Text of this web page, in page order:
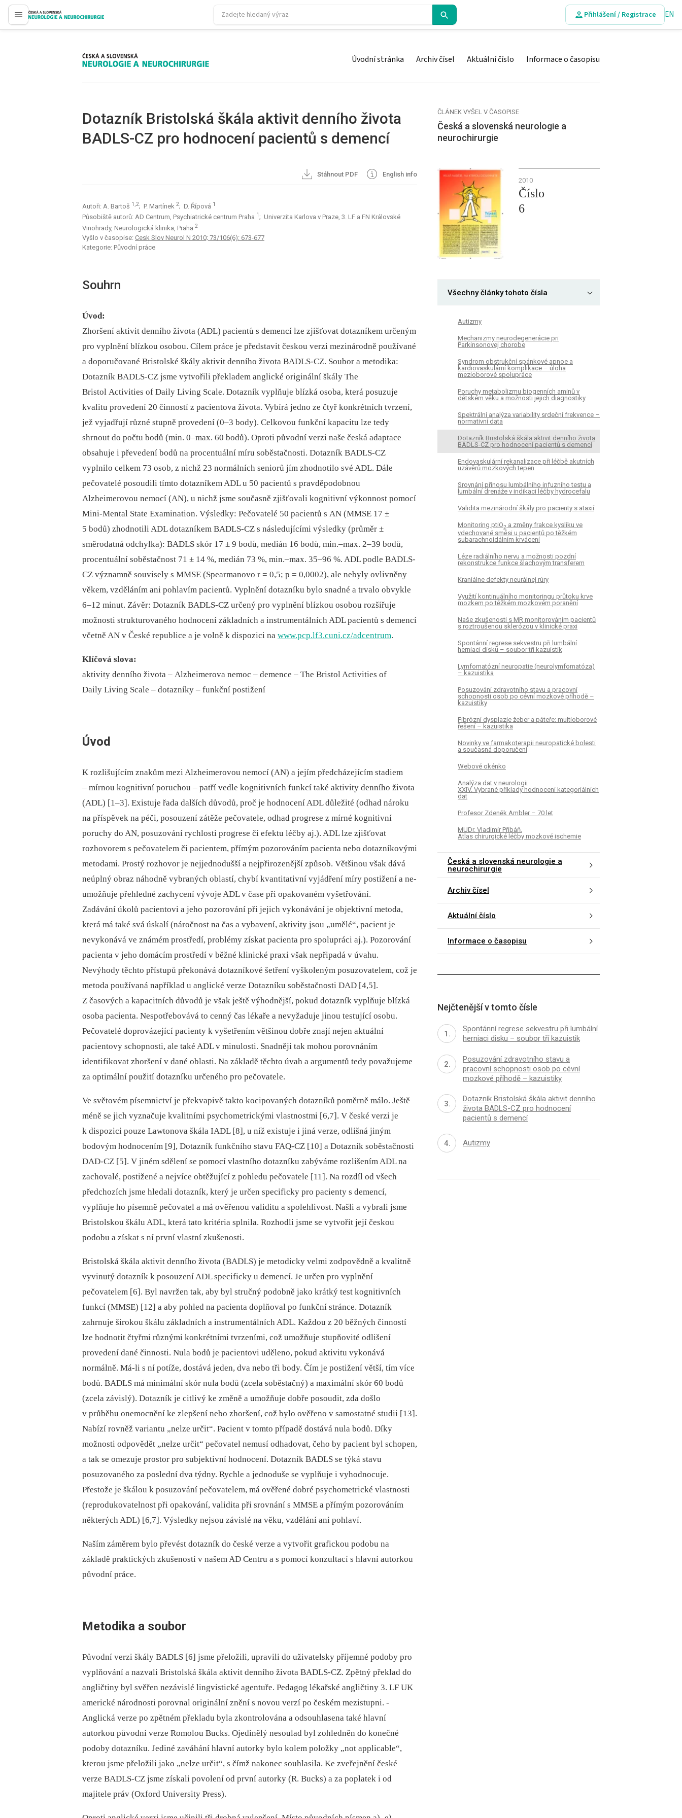
proLékaře.cz
Přihlášení / Registrace EN
proLékaře.cz Úvodní stránka Archiv čísel Aktuální číslo Informace o časopisu
Dotazník Bristolská škála aktivit denního živo­ta
BADLS-CZ pro hodnocení pacientů s demencí
Stáhnout PDF English info
Autoři: A. Bartoš 1,2; P. Martínek 2; D. Řípová 1
Působiště autorů: AD Centrum, Psychiatrické centrum Praha 1 ; Univerzita Karlova v Praze, 3. LF a FN Královské
Vinohrady, ­Neurologická klinika, Praha 2
Vyšlo v časopise: Cesk Slov Neurol N 2010; 73/106(6): 673-677
Kategorie: Původní práce
Souhrn
Úvod:
Zhoršení aktivit denního života (ADL) pacientů s demencí lze zjišťovat dotazníkem určeným
pro vyplnění blízkou osobou. Cílem práce je představit českou verzi mezinárodně používané
a doporučované Bristolské škály aktivit denního života BADLS-CZ. Soubor a ­metodika:
Dotazník BADLS-CZ jsme vytvořili překladem anglické originální škály The
Bristol Activities of Daily Living Scale. Dotazník vyplňuje blízká osoba, která posuzuje
kvalitu provedení 20 činností z pacientova života. Vybírá jedno ze čtyř konkrétních tvrzení,
jež vyjadřují různé stupně provedení (0–3 body). Celkovou funkční kapacitu lze tedy
shrnout do počtu bodů (min. 0–max. 60 bodů). Oproti původní verzi naše česká adaptace
obsahuje i převedení bodů na procentuální míru soběstačnosti. Dotazník BADLS-CZ
vyplnilo celkem 73 osob, z nichž 23 normálních seniorů jím zhodnotilo své ADL. Dále
pečovatelé posoudili tímto dotazníkem ADL u 50 pacientů s pravděpodobnou
Alzheimerovou nemocí (AN), u nichž jsme současně zjišťovali kognitivní výkonnost pomocí
Mini-Mental State Examination. Výsledky: Pečovatelé 50 pacientů s AN (MMSE 17 ±
5 bodů) zhodnotili ADL dotazníkem BADLS-CZ s následujícími výsledky (průměr ±
směrodatná odchylka): BADLS skór 17 ± 9 bodů, medián 16 bodů, ­min.–max. 2–39 bodů,
procentuální soběstačnost 71 ± 14 %, medián 73 %, min.–max. 35–96 %. ADL podle BADLS-
CZ významně souvisely s MMSE (Spearmanovo r = 0,5; p = 0,0002), ale nebyly ovlivněny
věkem, vzděláním ani pohlavím pacientů. Vyplnění dotazníku bylo snadné a trvalo obvykle
6–12 minut. Závěr: Dotazník BADLS-CZ určený pro vyplnění blízkou osobou rozšiřuje
možnosti strukturovaného hodnocení základních a instrumentálních ADL pacientů s demencí
včetně AN v České republice a je volně k dispozici na www.pcp.lf3.cuni.cz/adcentrum.
Klíčová slova:
aktivity denního života –⁠ Alzheimerova nemoc –⁠ demence –⁠ The Bristol Activities of
Daily Living Scale –⁠ dotazníky –⁠ funkční postižení
Úvod
K rozlišujícím znakům mezi Alzheimerovou nemocí (AN) a jejím předcházejícím stadiem
–⁠ mírnou kognitivní poruchou –⁠ patří vedle kognitivních funkcí také akti­vity denního života
(ADL) [1–3]. Existuje řada dalších důvodů, proč je hodnocení ADL důležité (odhad nároku
na příspěvek na péči, posouzení zátěže pečovatele, odhad progrese z mírné kognitivní
poruchy do AN, posuzování rychlosti progrese či efektu léčby aj.). ADL lze zjišťovat
rozhovorem s pečovatelem či pacientem, přímým pozorováním pacienta nebo dotazníkovými
metodami. Prostý rozhovor je nejjednodušší a nejpřirozenější způsob. Většinou však dává
neúplný obraz náhodně vybraných oblastí, chybí kvantitativní vyjádření míry postižení a ne­
umožňuje přehledné zachycení vývoje ADL v čase při opakovaném vyšetřování.
Zadávání úkolů pacientovi a jeho pozorování při jejich vykonávání je objektivní metoda,
která má také svá úskalí (náročnost na čas a vybavení, aktivity jsou „umělé“, ­pacient je
nevykonává ve známém prostředí, problémy získat pacienta pro spolupráci aj.). Pozorování
pacienta v jeho domácím prostředí v běžné klinické praxi však nepřipadá v úvahu.
Nevýhody těchto přístupů překonává dotazníkové šetření vyškoleným posuzovatelem, což je
metoda používaná například u anglické verze Dotazníku soběstačnosti DAD [4,5].
Z časových a kapacitních důvodů je však ještě výhodnější, pokud dotazník vyplňuje blízká
osoba pacienta. Nespotřebovává to cenný čas lékaře a nevyžaduje jinou testující osobu.
Pečovatelé doprovázející pacienty k vyšetřením většinou dobře znají nejen aktuální
pacientovy schopnosti, ale také ADL v minulosti. Snadněji tak mohou porovnáním
identifikovat zhoršení v dané oblasti. Na základě těchto úvah a argumentů tedy považujeme
za optimální použití dotazníku určeného pro pečovatele.
Ve světovém písemnictví je překvapivě takto kocipovaných dotazníků poměrně málo. Ještě
méně se jich vyznačuje kvalitními psychometrickými vlastnostmi [6,7]. V české verzi je
k dispozici pouze Lawtonova škála IADL [8], u níž existuje i jiná verze, odlišná jiným
bodovým hodnocením [9], Dotazník funkčního stavu FAQ-CZ [10] a Dotazník soběstačnosti
DAD-CZ [5]. V jiném sdělení se pomocí vlastního dotazníku zabýváme rozlišením ADL na
zachovalé, postižené a nejvíce obtěžující z pohledu pečovatele [11]. Na rozdíl od všech
předchozích jsme hledali dotazník, který je určen specificky pro ­pacienty s demencí,
vyplňuje ho písemně pečovatel a má ověřenou validitu a spolehlivost. Našli a vybrali jsme
Bristolskou škálu ADL, která tato kritéria splnila. Rozhodli jsme se vytvořit její českou
podobu a získat s ní první vlastní zkušenosti.
Bristolská škála aktivit denního života (BADLS) je metodicky velmi zodpovědně a kvalitně
vyvinutý dotazník k posouzení ADL specificky u demencí. Je určen pro vyplnění
pečovatelem [6]. Byl navržen tak, aby byl stručný podobně jako krátký test kognitivních
funkcí (MMSE) [12] a aby pohled na pacienta doplňoval po funkční stránce. Dotazník
zahrnuje širokou škálu základních a instrumentálních ADL. Každou z 20 běžných činností
lze hodnotit čtyřmi různými konkrétními tvrzeními, což umožňuje stupňovité odlišení
provedení dané činnosti. Nula bodů je pacientovi uděleno, pokud aktivitu vykonává
normálně. Má-li s ní potíže, dostává jeden, dva nebo tři body. Čím je postižení větší, tím více
bodů. BADLS má minimální skór nula bodů (zcela soběstačný) a maximální skór 60 bodů
(zcela závislý). Dotazník je citlivý ke změně a umožňuje dobře posoudit, zda došlo
v průběhu onemocnění ke zlepšení nebo zhoršení, což bylo ověřeno v samostatné studii [13].
Nabízí rovněž variantu „nelze určit“. Pacient v tomto případě dostává nula bodů. Díky
možnosti odpovědět „nelze určit“ pečovatel nemusí odhadovat, čeho by ­pacient byl schopen,
a tak se omezuje prostor pro subjektivní hodnocení. Dotazník BADLS se týká stavu
posuzovaného za poslední dva týdny. Rychle a jednoduše se vyplňuje i vyhodnocuje.
Přestože je škálou k posuzování pečovatelem, má ověřené dobré psychometrické vlastnosti
(reprodukovatelnost při opakování, validita při srovnání s MMSE a přímým pozorováním
některých ADL) [6,7]. Výsledky nejsou závislé na věku, vzdělání ani pohlaví.
Naším záměrem bylo převést dotazník do české verze a vytvořit grafickou podobu na
základě praktických zkušeností v našem AD Centru a s pomocí konzultací s hlavní autorkou
původní práce.
Metodika a soubor
Původní verzi škály BADLS [6] jsme přeložili, upravili do uživatelsky příjemné podoby pro
vyplňování a nazvali Bristolská škála aktivit denního života BADLS-CZ. Zpětný překlad do
angličtiny byl svěřen nezá­vislé lingvistické agentuře. ­Pedagog lékařské angličtiny 3. LF UK
americké národ­nosti porovnal originální znění s novou verzí po českém mezistupni. ­
Anglická verze po zpětném překladu byla zkontrolována a odsouhlasena také hlavní
autorkou původní verze Romolou Bucks. Ojedinělý nesoulad byl zohledněn do konečné
podoby dotazníku. Jediné zaváhání hlavní autorky bylo kolem položky „not applicable“,
kterou jsme přeložili jako „nelze určit“, s čímž nakonec souhlasila. Ke zveřejnění české
verze ­BADLS-CZ jsme získali povolení od první autorky (R. Bucks) a za poplatek i od
majitele práv (Oxford University Press).
ČLÁNEK VYŠEL V ČASOPISE
Česká a slovenská neurologie a
neurochirurgie
2010
Číslo
6
Všechny články tohoto čísla
Autizmy
Mechanizmy neurodegenerácie pri
Parkinsonovej chorobe
Syndrom obstrukční spánkové apnoe a
kardiovaskulární komplikace – úloha
mezioborové spolupráce
Poruchy metabolizmu biogenních aminů v
dětském věku a možnosti jejich diagnostiky
Spektrální analýza variability srdeční frekvence –
normativní data
Dotazník Bristolská škála aktivit denního živo­ta
BADLS-CZ pro hodnocení pacientů s demencí
Endovaskulární rekanalizace při léčbě akutních
uzávěrů mozkových tepen
Srovnání přínosu lumbálního infuzního testu a
lumbální drenáže v indikaci léčby hydrocefalu
Validita mezinárodní škály pro pacienty s ataxií
Monitoring ptiO2 a změny frakce kyslíku ve
vdechované směsi u pacientů po těžkém
subarachnoidálním krvácení
Léze radiálního nervu a možnosti pozdní
rekonstrukce funkce šlachovým transferem
Kraniálne defekty neurálnej rúry
Využití kontinuálního monitoringu průtoku krve
mozkem po těžkém mozkovém poranění
Naše zkušenosti s MR monitorováním pacien­tů
s roztroušenou sklerózou v klinické praxi
Spontánní regrese sekvestru při lumbální
herniaci disku – soubor tří kazuistik
Lymfomatózní neuropatie (neurolymfomatóza)
– kazuistika
Posuzování zdravotního stavu a pracovní
schopnosti osob po cévní mozkové příhodě –
kazuistiky
Fibrózní dysplazie žeber a páteře: multioborové
řešení – kazuistika
Novinky ve farmakoterapii neuropatické bolesti
a současná doporučení
Webové okénko
Analýza dat v neurologii
XXIV. Vybrané příklady hodnocení kategoriálních
dat
Profesor Zdeněk Ambler – 70 let
MUDr. Vladimír Přibáň.
Atlas chirurgické léčby mozkové ischemie
Česká a slovenská neurologie a
neurochirurgie
Archiv čísel
Aktuální číslo
Informace o časopisu
Nejčtenější v tomto čísle
Spontánní regrese sekvestru při lumbální
herniaci disku – soubor tří kazuistik
Posuzování zdravotního stavu a
pracovní schopnosti osob po cévní
mozkové příhodě – kazuistiky
Dotazník Bristolská škála aktivit denního
živo­ta BADLS-CZ pro hodnocení
pacientů s demencí
Autizmy